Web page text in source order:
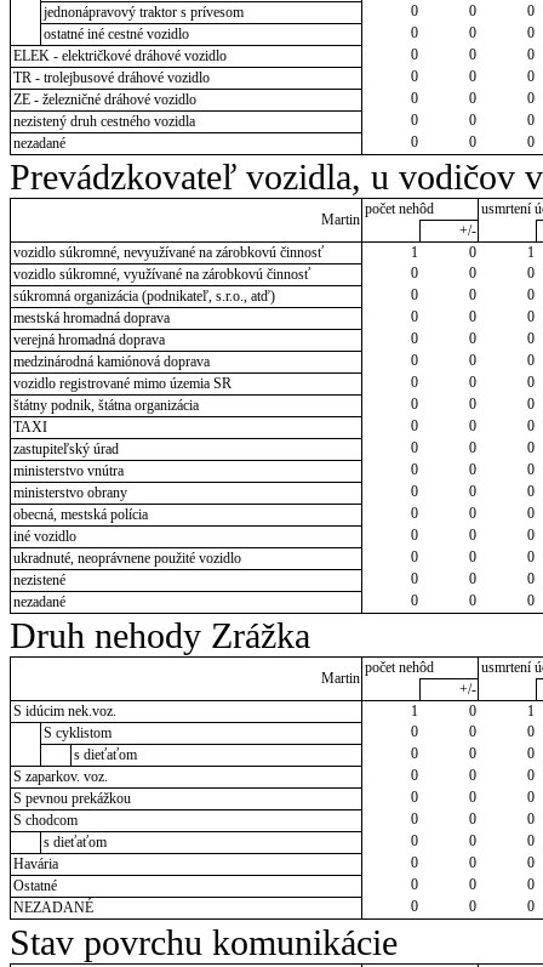
jednonápravový traktor s prívesom
0 0
0
ostatné iné cestné vozidlo
0 0
0
ELEK - električkové dráhové vozidlo
0 0
0
TR - trolejbusové dráhové vozidlo
0 0
0
ZE - železničné dráhové vozidlo
0 0
0
nezistený druh cestného vozidla
0 0
0
nezadané
0 0 0
Prevádzkovateľ vozidla, u vodičov
Martin
počet nehôd
usmrtení
+/-
vozidlo súkromné, nevyužívané na zárobkovú činnosť
1 0
1
vozidlo súkromné, využívané na zárobkovú činnosť
0 0
0
súkromná organizácia (podnikateľ, s.r.o., atď)
0 0
0
mestská hromadná doprava
0 0
0
verejná hromadná doprava
0 0
0
medzinárodná kamiónová doprava
0 0
0
vozidlo registrované mimo územia SR
0 0
0
štátny podnik, štátna organizácia
0 0
0
TAXI
0 0
0
zastupiteľský úrad
0 0
0
ministerstvo vnútra
0 0
0
ministerstvo obrany
0 0
0
obecná, mestská polícia
0 0
0
iné vozidlo
0 0
0
ukradnuté, neoprávnene použité vozidlo
0 0
0
nezistené
0 0
0
nezadané
0 0 0
Druh nehody Zrážka
Martin
počet nehôd
usmrtení
+/-
S idúcim nek.voz.
1 0
1
S cyklistom
0 0
0
s dieťaťom
0 0
0
S zaparkov. voz.
0 0
0
S pevnou prekážkou
0 0
0
S chodcom
0 0
0
s dieťaťom
0 0
0
Havária
0 0
0
Ostatné
0 0
0
NEZADANÉ
0 0 0
Stav povrchu komunikácie